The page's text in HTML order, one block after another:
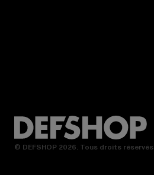
© DEFSHOP 2026. Tous droits réservés